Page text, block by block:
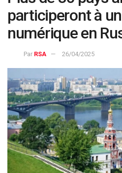
participeront à
numérique en
Par RSA 26/04/2025